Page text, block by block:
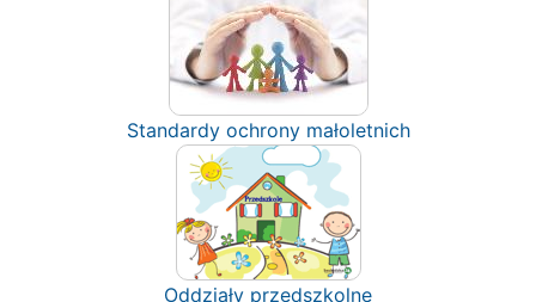
Standardy ochrony małoletnich
Oddziały przedszkolne